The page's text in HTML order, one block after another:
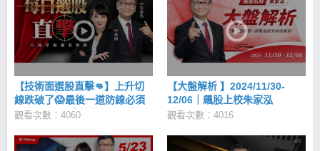
進場做多，反之，做空也是同樣道理。 步驟二：觀察
均線排列 習慣參考的均線為： 5 日均線、 10 日均
線、 20 日均線及 60 日均線。 以多頭排列為例，短期
均線必在中期均線之上，中期均線又在長期均線之
上。 步驟三：檢視量能變化 最佳的狀況是當股價在底
部盤整時，有好幾根進貨量，即成交量至少高於 20 日
均量，且股價沒有明顯被拉升，此時表示有資金意圖
在底部進貨。 許多投資人常會去思考，那些量到底是
誰在買？但其實「看法很簡單，不用去想說誰在買，
多散戶可能走到第 3 步或甚至看到趨勢成形就冒然進
【技術面選股直擊👊】上升切
線跌破了😱最後一道防線必須
留意 ... ⚠️_1分鐘掌握飆股軌跡
觀看次數：4060
【大盤解析 】2024/11/30-
12/06｜飆股上校朱家泓
觀看次數：4016